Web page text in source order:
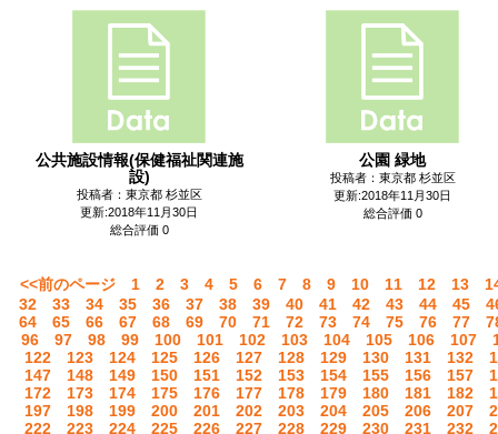
公共施設情報(保健福祉関連施
設)
投稿者：東京都 杉並区
更新:2018年11月30日
総合評価 0
公園 緑地
投稿者：東京都 杉並区
更新:2018年11月30日
総合評価 0
<<前のページ 1 2 3 4 5 6 7 8 9 10 11 12 13
32
33 34 35 36 37 38 39 40 41 42 43 44 45
64
65 66 67 68 69 70 71 72 73 74 75 76 77
96
97 98 99 100 101 102 103 104 105 106 107
122
123 124 125 126 127 128 129 130 131 132
147
148 149 150 151 152 153 154 155 156 157
172
173 174 175 176 177 178 179 180 181 182
197
198 199 200 201 202 203 204 205 206 207
222
223 224 225 226 227 228 229 230 231 232